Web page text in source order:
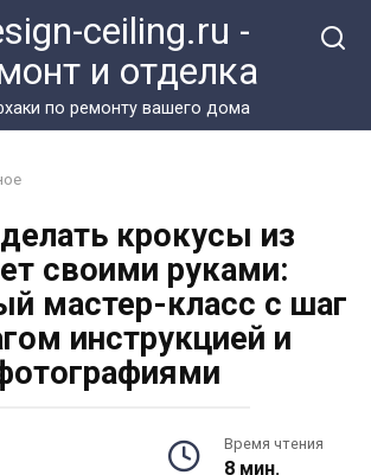
ceiling.ru -
и отделка
по ремонту вашего дома
крокусы из
своими руками:
мастер-класс с шаг
инструкцией и
Время чтения
8 мин.